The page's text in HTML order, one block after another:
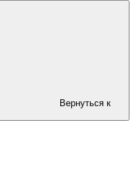
Вернуться к